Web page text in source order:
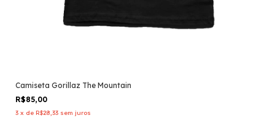
Camiseta Gorillaz The Mountain
R$85,00
3 x de R$28,33 sem juros